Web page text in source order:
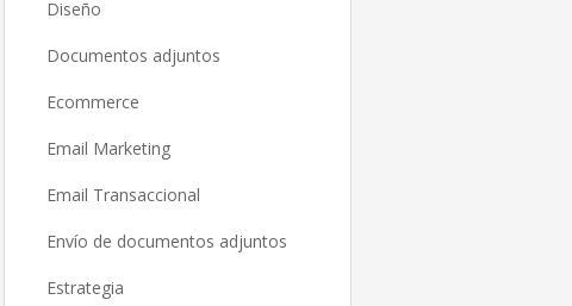
Diseño
Documentos adjuntos
Ecommerce
Email Marketing
Email Transaccional
Envío de documentos adjuntos
Estrategia